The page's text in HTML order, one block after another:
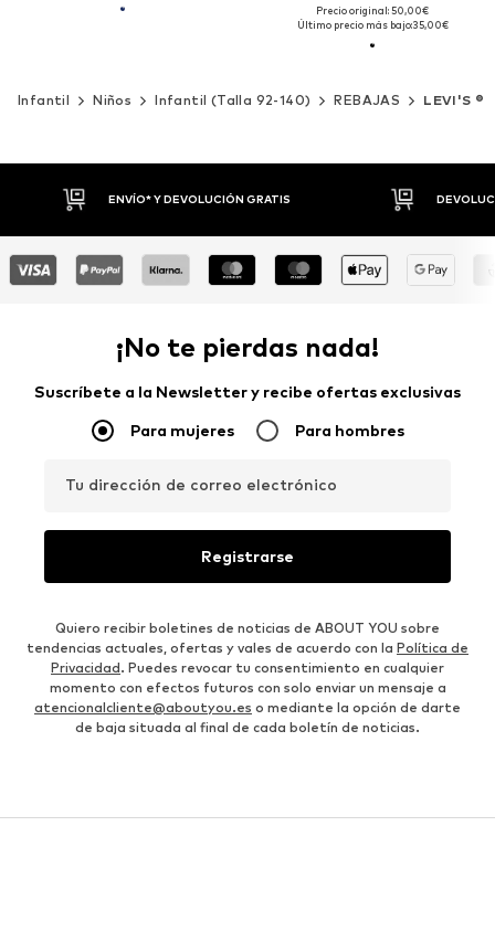
Precio original: 50,00€
Último precio más bajo:35,00€
Infantil Niños Infantil (Talla 92-140) REBAJAS LEVI'S ®
ENVÍO* Y DEVOLUCIÓN GRATIS
¡No te pierdas nada!
Suscríbete a la Newsletter y recibe ofertas exclusivas
Para mujeres Para hombres
Tu dirección de correo electrónico
Registrarse
Quiero recibir boletines de noticias de ABOUT YOU sobre
tendencias actuales, ofertas y vales de acuerdo con la Política de
Privacidad. Puedes revocar tu consentimiento en cualquier
momento con efectos futuros con solo enviar un mensaje a
atencionalcliente@aboutyou.es o mediante la opción de darte
de baja situada al final de cada boletín de noticias.